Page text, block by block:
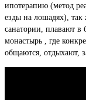
ипотерапию (метод
езды на лошадях),
санатории, плавают в
монастырь , где
общаются, отдыхают,